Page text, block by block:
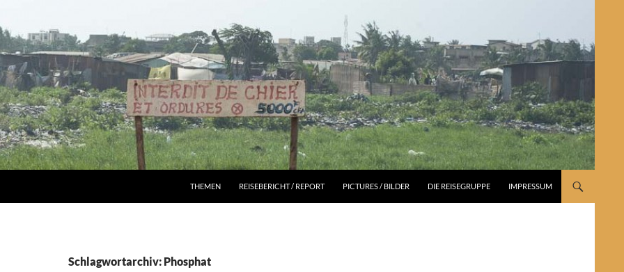
THEMEN REISEBERICHT / REPORT PICTURES / BILDER DIE REISEGRUPPE IMPRESSUM
Schlagwortarchiv: Phosphat